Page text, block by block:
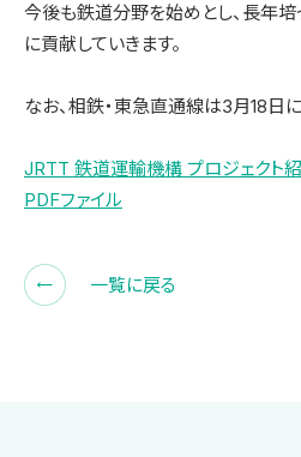
今後も鉄道分野を始めとし、長年培
に貢献していきます。
なお、相鉄・東急直通線は3月18日に
JRTT 鉄道運輸機構 プロジェクト
PDFファイル
一覧に戻る